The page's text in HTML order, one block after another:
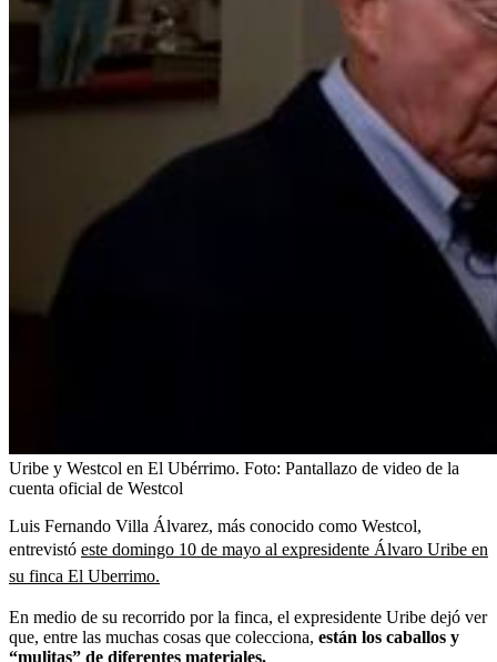
Uribe y Westcol en El Ubérrimo. Foto: Pantallazo de video de la
cuenta oficial de Westcol
Luis Fernando Villa Álvarez, más conocido como Westcol,
entrevistó este domingo 10 de mayo al expresidente Álvaro Uribe en
su finca El Uberrimo.
En medio de su recorrido por la finca, el expresidente Uribe dejó ver
que, entre las muchas cosas que colecciona, están los caballos y
“mulitas” de diferentes materiales.